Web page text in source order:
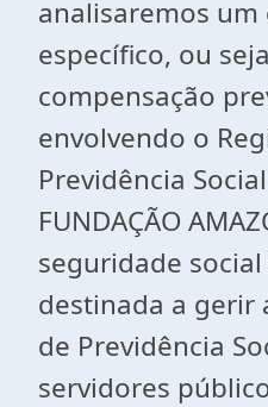
analisaremos um
específico, ou
compensação
envolvendo o
Previdência
FUNDAÇÃO
seguridade
destinada a gerir
de Previdência
servidores